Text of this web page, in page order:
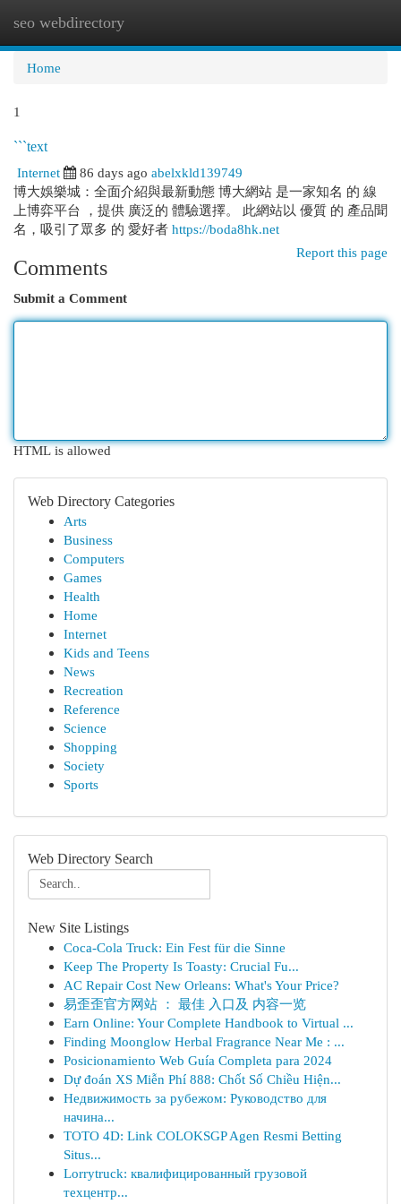
seo webdirectory
Home
1
```text
Internet
86 days ago abelxkld139749
博大娛樂城：全面介紹與最新動態 博大網站 是一家知名 的 線
上博弈平台 ，提供 廣泛的 體驗選擇。 此網站以 優質 的 產品聞
名，吸引了眾多 的 愛好者 https://boda8hk.net
Report this page
Comments
Submit a Comment
HTML is allowed
Web Directory Categories
Arts
Business
Computers
Games
Health
Home
Internet
Kids and Teens
News
Recreation
Reference
Science
Shopping
Society
Sports
Web Directory Search
New Site Listings
Coca-Cola Truck: Ein Fest für die Sinne
Keep The Property Is Toasty: Crucial Fu...
AC Repair Cost New Orleans: What's Your Price?
易歪歪官方网站 ： 最佳 入口及 内容一览
Earn Online: Your Complete Handbook to Virtual ...
Finding Moonglow Herbal Fragrance Near Me : ...
Posicionamiento Web Guía Completa para 2024
Dự đoán XS Miễn Phí 888: Chốt Số Chiều Hiện...
Недвижимость за рубежом: Руководство для
начина...
TOTO 4D: Link COLOKSGP Agen Resmi Betting
Situs...
Lorrytruck: квалифицированный грузовой
техцентр...